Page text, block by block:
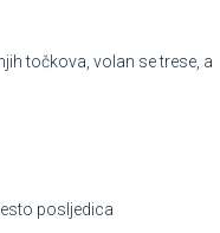
točkova, volan se trese, a
posljedica